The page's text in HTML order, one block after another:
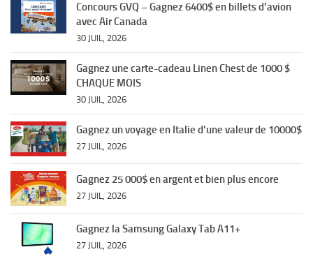
Concours GVQ – Gagnez 6400$ en billets d’avion
avec Air Canada
30 JUIL, 2026
Gagnez une carte-cadeau Linen Chest de 1000 $
CHAQUE MOIS
30 JUIL, 2026
Gagnez un voyage en Italie d’une valeur de 10000$
27 JUIL, 2026
Gagnez 25 000$ en argent et bien plus encore
27 JUIL, 2026
Gagnez la Samsung Galaxy Tab A11+
27 JUIL, 2026